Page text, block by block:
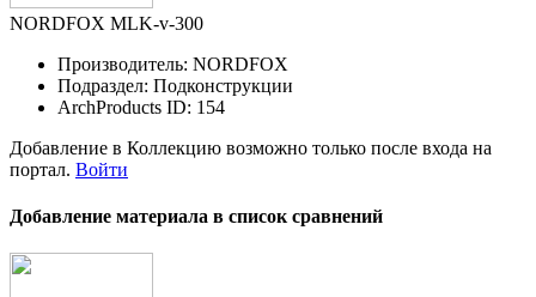
NORDFOX MLK-v-300
Производитель: NORDFOX
Подраздел: Подконструкции
ArchProducts ID: 154
Добавление в Коллекцию возможно только после входа на
портал. Войти
Добавление материала в список сравнений